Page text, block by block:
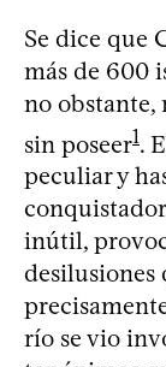
Se dice que
más de 600
no obstante,
sin poseer1.
peculiar y
inútil,
desilusiones
río se vio